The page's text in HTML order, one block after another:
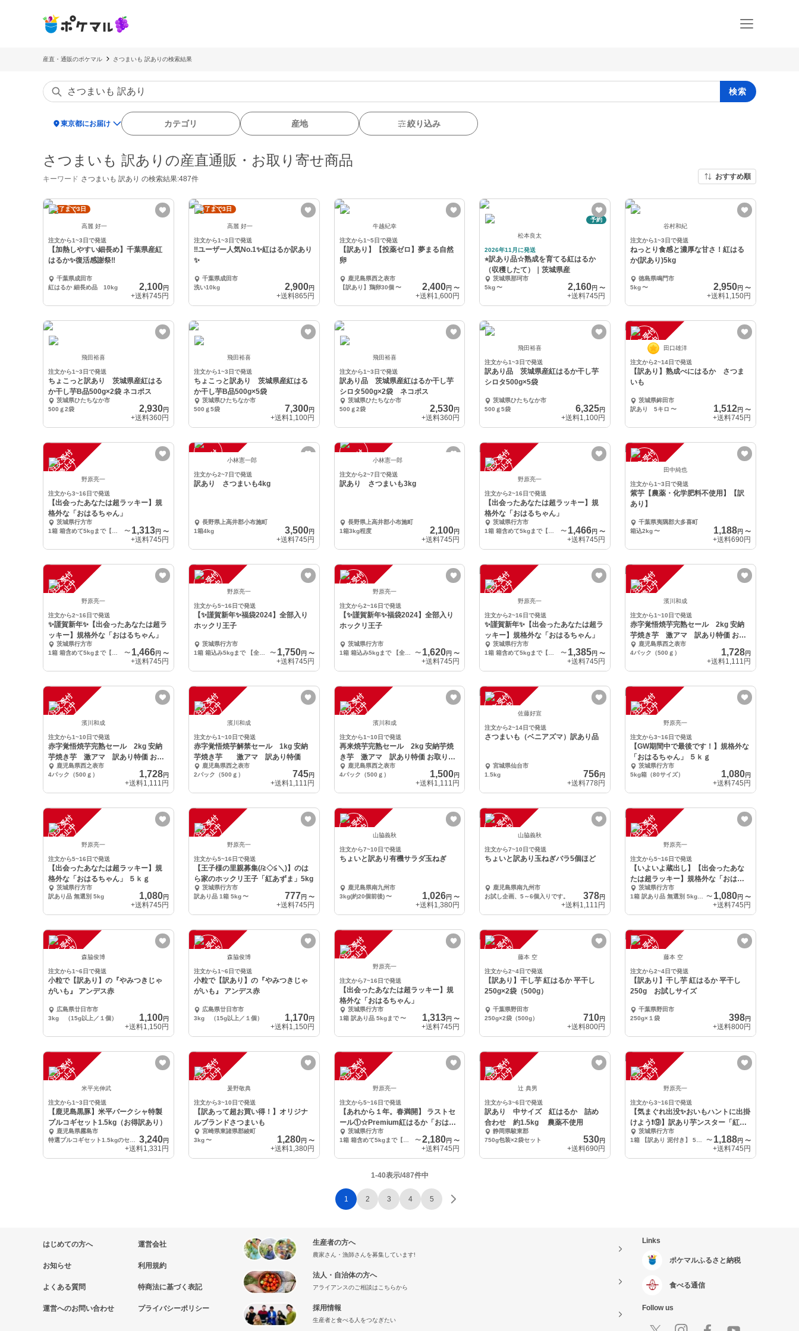
産直・通販のポケマル さつまいも 訳ありの検索結果
検索
location_on東京都にお届け カテゴリ 産地 絞り込み
さつまいも 訳ありの産直通販・お取り寄せ商品
キーワード さつまいも 訳あり の検索結果:487件 おすすめ順
終了まで3日
高麗 好一
注文から1~3日で発送
【加熱しやすい細長め】千葉県産紅
はるか✨復活感謝祭‼️
千葉県成田市
紅はるか 細長め品 10kg
2,100円
+送料745円
終了まで3日
高麗 好一
注文から1~3日で発送
‼️ユーザー人気No.1✨️紅はるか訳あり
✨
千葉県成田市
洗い10kg
2,900円
+送料865円
牛越紀幸
注文から1~5日で発送
【訳あり】【投薬ゼロ】夢まる自然
卵
鹿児島県西之表市
【訳あり】鶏卵30個 〜 2,400円〜
+送料1,600円
予約
松本良太
2026年11月に発送
⭐︎訳あり品☆熟成を育てる紅はるか
（収穫したて）｜茨城県産
茨城県那珂市
5kg 〜 2,160円〜
+送料745円
谷村和紀
注文から1~3日で発送
ねっとり食感と濃厚な甘さ！紅はる
か(訳あり)5kg
徳島県鳴門市
5kg〜 2,950円 〜
+送料1,150円
飛田裕喜
注文から1~3日で発送
ちょこっと訳あり 茨城県産紅はる
か干し芋B品500g×2袋 ネコポス
茨城県ひたちなか市
500ｇ2袋
2,930円
+送料360円
飛田裕喜
注文から1~3日で発送
ちょこっと訳あり 茨城県産紅はる
か干し芋B品500g×5袋
茨城県ひたちなか市
500ｇ5袋
7,300円
+送料1,100円
飛田裕喜
注文から1~3日で発送
訳あり品 茨城県産紅はるか干し芋
シロタ500g×2袋 ネコポス
茨城県ひたちなか市
500ｇ2袋
2,530円
+送料360円
飛田裕喜
注文から1~3日で発送
訳あり品 茨城県産紅はるか干し芋
シロタ500g×5袋
茨城県ひたちなか市
500ｇ5袋
6,325円
+送料1,100円
注
文
受
付
停
止
中 田口雄洋
注文から2~14日で発送
【訳あり】熟成べにはるか さつま
いも
茨城県鉾田市
訳あり 5キロ 〜 1,512円 〜
+送料745円
注
文
受
付
停
止
中
野原亮一
注文から3~16日で発送
【出会ったあなたは超ラッキー】規
格外な「おはるちゃん」
茨城県行方市
〜 1,313円 〜
+送料745円
注
文
受
付
停
止
中 小林憲一郎
注文から2~7日で発送
訳あり さつまいも4kg
長野県上高井郡小布施町
1箱4kg
3,500円
+送料745円
注
文
受
付
停
止
中 小林憲一郎
注文から2~7日で発送
訳あり さつまいも3kg
長野県上高井郡小布施町
1箱3kg程度
2,100円
+送料745円
注
文
受
付
停
止
中
野原亮一
注文から2~16日で発送
【出会ったあなたは超ラッキー】規
格外な「おはるちゃん」
茨城県行方市
〜 1,466円〜
+送料745円
注
文
受
付
停
止
中 田中純也
注文から1~3日で発送
紫芋【農薬・化学肥料不使用】【訳
あり】
千葉県夷隅郡大多喜町
箱込2kg〜 1,188円 〜
+送料690円
注
文
受
付
停
止
中
野原亮一
注文から2~16日で発送
✨謹賀新年✨【出会ったあなたは超ラ
ッキー】規格外な「おはるちゃん」
茨城県行方市
〜 1,466円 〜
+送料745円
注
文
受
付
停
止
中 野原亮一
注文から5~16日で発送
【✨謹賀新年✨福袋2024】全部入り
ホックリ王子
茨城県行方市
1箱 箱込み5kgまで 【全部入り 泥付き】 サイズ色々(2L～Ｓ)
〜 1,750円 〜
+送料745円
注
文
受
付
停
止
中 野原亮一
注文から2~16日で発送
【✨謹賀新年✨福袋2024】全部入り
ホックリ王子
茨城県行方市
1箱 箱込み5kgまで 【全部入り 泥付き】 サイズ色々(2L～Ｓ)
〜 1,620円〜
+送料745円
注
文
受
付
停
止
中
野原亮一
注文から2~16日で発送
✨謹賀新年✨【出会ったあなたは超ラ
ッキー】規格外な「おはるちゃん」
茨城県行方市
〜 1,385円〜
+送料745円
注
文
受
付
停
止
中
濱川和成
注文から1~10日で発送
赤字覚悟焼芋完熟セール 2kg 安納
芋焼き芋 激アマ 訳あり特価 お取
り寄せ
鹿児島県西之表市
4パック（500ｇ）
1,728円
+送料1,111円
注
文
受
付
停
止
中
濱川和成
注文から1~10日で発送
赤字覚悟焼芋完熟セール 2kg 安納
芋焼き芋 激アマ 訳あり特価 お取
り寄せ
鹿児島県西之表市
4パック（500ｇ）
1,728円
+送料1,111円
注
文
受
付
停
止
中
濱川和成
注文から1~10日で発送
赤字覚悟焼芋解禁セール 1kg 安納
芋焼き芋 激アマ 訳あり特価
鹿児島県西之表市
2パック（500ｇ）
745円
+送料1,111円
注
文
受
付
停
止
中
濱川和成
注文から1~10日で発送
再来焼芋完熟セール 2kg 安納芋焼
き芋 激アマ 訳あり特価 お取り寄
せ 鹿児島県西之表市
4パック（500ｇ）
1,500円
+送料1,111円
注
文
受
付
停
止
中 佐藤好宣
注文から2~14日で発送
さつまいも（ベニアズマ）訳あり品
宮城県仙台市
1.5kg
756円
+送料778円
注
文
受
付
停
止
中
野原亮一
注文から3~16日で発送
【GW期間中で最後です！】規格外な
「おはるちゃん」 ５ｋｇ
茨城県行方市
5kg箱（80サイズ）
1,080円
+送料745円
注
文
受
付
停
止
中
野原亮一
注文から5~16日で発送
【出会ったあなたは超ラッキー】規
格外な「おはるちゃん」 ５ｋｇ
茨城県行方市
訳あり品 無選別 5kg
1,080円
+送料745円
注
文
受
付
停
止
中
野原亮一
注文から5~16日で発送
【王子様の里親募集(/≧◇≦＼)】のは
ら家のホックリ王子「紅あずま」5kg
茨城県行方市
訳あり品 1箱 5kg 〜 777 円 〜
+送料745円
注
文
受
付
停
止
中 山脇義秋
注文から7~10日で発送
ちょいと訳あり有機サラダ玉ねぎ
鹿児島県南九州市
3kg(約20個前後) 〜 1,026円〜
+送料1,380円
注
文
受
付
停
止
中 山脇義秋
注文から7~10日で発送
ちょいと訳あり玉ねぎバラ5個ほど
鹿児島県南九州市
お試し企画、5～6個入りです。
378円
+送料1,111円
注
文
受
付
停
止
中
野原亮一
注文から5~16日で発送
【いよいよ蔵出し】【出会ったあな
たは超ラッキー】規格外な「おはる
ちゃん」
茨城県行方市
〜 1,080円 〜
+送料745円
注
文
受
付
停
止
中 森脇俊博
注文から1~6日で発送
小粒で【訳あり】の『やみつきじゃ
がいも』 アンデス赤
広島県廿日市市
3kg （15g以上／１個）
1,100円
+送料1,150円
注
文
受
付
停
止
中 森脇俊博
注文から1~6日で発送
小粒で【訳あり】の『やみつきじゃ
がいも』 アンデス赤
広島県廿日市市
3kg （15g以上／１個）
1,170円
+送料1,150円
注
文
受
付
停
止
中
野原亮一
注文から7~16日で発送
【出会ったあなたは超ラッキー】規
格外な「おはるちゃん」
茨城県行方市
1箱 訳あり品 5kgまで 〜 1,313円〜
+送料745円
注
文
受
付
停
止
中 藤本 空
注文から2~4日で発送
【訳あり】干し芋 紅はるか 平干し
250g×2袋（500g）
千葉県野田市
250g×2袋（500g）
710円
+送料800円
注
文
受
付
停
止
中 藤本 空
注文から2~4日で発送
【訳あり】干し芋 紅はるか 平干し
250g お試しサイズ
千葉県野田市
250g×１袋
398円
+送料800円
注
文
受
付
停
止
中
米平光伸武
注文から1~3日で発送
【鹿児島黒豚】米平バークシャ特製
プルコギセット1.5kg（お得訳あり）
鹿児島県霧島市
3,240円
+送料1,331円
注
文
受
付
停
止
中
爰野敬典
注文から3~10日で発送
【訳あって超お買い得！】オリジナ
ルブランドさつまいも
宮崎県東諸県郡綾町
3kg 〜 1,280円 〜
+送料1,380円
注
文
受
付
停
止
中
野原亮一
注文から5~16日で発送
【あれから１年。春満開】 ラストセ
ール①☆Premium紅はるか「おはる
ちゃん」
茨城県行方市
〜 2,180円〜
+送料745円
注
文
受
付
停
止
中
辻 典男
注文から3~6日で発送
訳あり 中サイズ 紅はるか 詰め
合わせ 約1.5kg 農薬不使用
静岡県駿東郡
750g包装×2袋セット
530円
+送料690円
注
文
受
付
停
止
中
野原亮一
注文から3~16日で発送
【気まぐれ出没✨おいもハントに出掛
けよう❗️⑨】訳あり芋ンスター「紅あ
ずま」
茨城県行方市
〜 1,188円 〜
+送料745円
1-40表示/487件中
1 2 3 4 5
はじめての方へ
お知らせ
よくある質問
運営へのお問い合わせ
運営会社
利用規約
特商法に基づく表記
プライバシーポリシー
生産者の方へ
農家さん・漁師さんを募集しています!
法人・自治体の方へ
アライアンスのご相談はこちらから
採用情報
生産者と食べる人をつなぎたい
Links
ポケマルふるさと納税
食べる通信
Follow us